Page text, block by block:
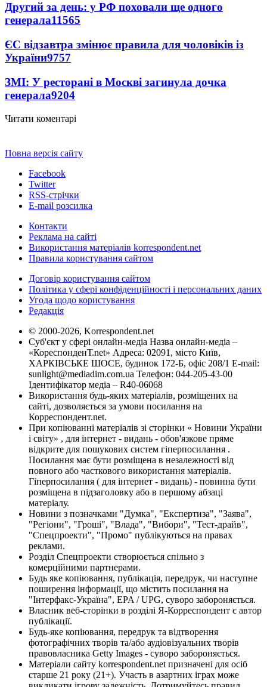
Другий за день: у РФ поховали ще одного
генерала11565
ЄС відзавтра змінює правила для чоловіків із
України9757
ЗМІ: У ресторані в Москві загинула дочка
генерала9204
Читати коментарі
Повна версія сайту
Facebook
Twitter
RSS-стрічки
E-mail розсилка
Контакти
Реклама на сайті
Використання матеріалів korrespondent.net
Правила користування сайтом
Договір користування сайтом
Політика у сфері конфіденційності і персональних даних
Угода щодо користування
Редакція
© 2000-2026, Korrespondent.net
Суб'єкт у сфері онлайн-медіа Назва онлайн-медіа –
«КореспонденТ.net» Адреса: 02091, місто Київ,
ХАРКІВСЬКЕ ШОСЕ, будинок 172-Б, офіс 208/1 E-mail:
sunlight@mediadim.com.ua Телефон: 044-205-43-00
Ідентифікатор медіа – R40-06068
Використання будь-яких матеріалів, розміщених на
сайті, дозволяється за умови посилання на
Корреспондент.net.
При копіюванні матеріалів зі сторінки « Новини України
і світу» , для інтернет - видань - обов'язкове пряме
відкрите для пошукових систем гіперпосилання .
Посилання має бути розміщена в незалежності від
повного або часткового використання матеріалів.
Гіперпосилання ( для інтернет - видань) - повинна бути
розміщена в підзаголовку або в першому абзаці
матеріалу.
Новини з позначками "Думка", "Експертиза", "Заява",
"Регіони", "Гроші", "Влада", "Вибори", "Тест-драйв",
"Спецпроекти", "Промо" публікуються на правах
реклами.
Розділ Спецпроекти створюється спільно з
комерційними партнерами.
Будь яке копіювання, публікація, передрук, чи наступне
поширення інформації, що містить посилання на
"Інтерфакс-Україна", EPA / UPG, суворо забороняється.
Власник веб-сторінки в розділі Я-Корреспондент є автор
публікації.
Будь-яке копіювання, передрук та відтворення
фотографічних творів та/або аудіовізуальних творів
правовласника Getty Images - суворо забороняється.
Матеріали сайту korrespondent.net призначені для осіб
старше 21 року (21+). Участь в азартних іграх може